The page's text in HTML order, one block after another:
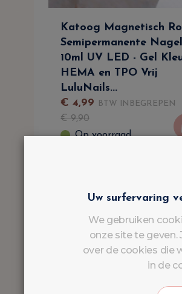
Katoog Magnetisch
Semipermanente
10ml UV LED - Gel
HEMA en TPO Vrij
LuluNails...
€ 4,99 BTW INBEGREPEN
€9,90
Op voorraad
Uw surfervaring
We gebruiken
onze site te
over de cookies die
in de